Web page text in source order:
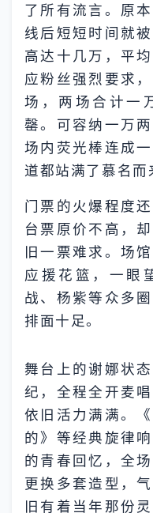
了所有流言。原
线后短短时间就
高达十几万，平
应粉丝强烈要求
场，两场合计一
罄。可容纳一万
场内荧光棒连成
道都站满了慕名而
门票的火爆程度
台票原价不高，
旧一票难求。场
应援花篮，一眼
战、杨紫等众多
排面十足。
舞台上的谢娜状
纪，全程全开麦
依旧活力满满。
的》等经典旋律
的青春回忆，全
更换多套造型，
旧有着当年那份